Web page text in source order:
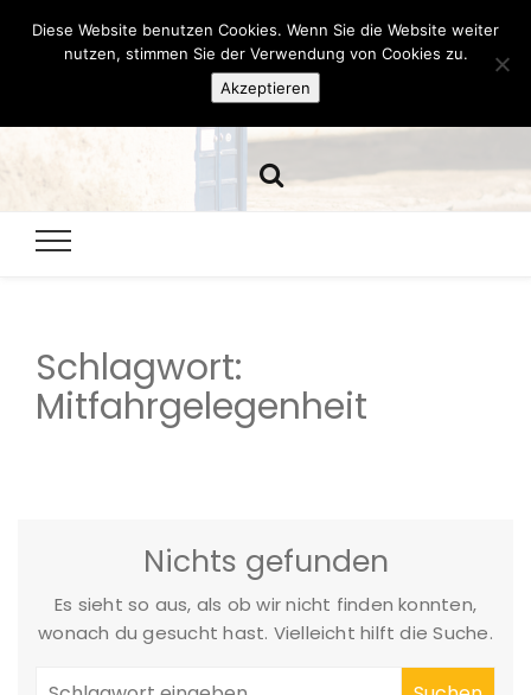
Hazamelistan
Schlagwort:
Mitfahrgelegenheit
Nichts gefunden
Es sieht so aus, als ob wir nicht finden konnten,
wonach du gesucht hast. Vielleicht hilft die Suche.
Diese Website benutzen Cookies. Wenn Sie die Website weiter
nutzen, stimmen Sie der Verwendung von Cookies zu.
Akzeptieren